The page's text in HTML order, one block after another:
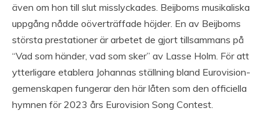
även om hon till slut misslyckades. Beijboms musikaliska
uppgång nådde oöverträffade höjder. En av Beijboms
största prestationer är arbetet de gjort tillsammans på
“Vad som händer, vad som sker” av Lasse Holm. För att
ytterligare etablera Johannas ställning bland Eurovision-
gemenskapen fungerar den här låten som den officiella
hymnen för 2023 års Eurovision Song Contest.